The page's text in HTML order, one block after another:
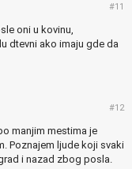
#11
oni u kovinu,
dtevni ako imaju gde da
#12
manjim mestima je
Poznajem ljude koji svaki
i nazad zbog posla.